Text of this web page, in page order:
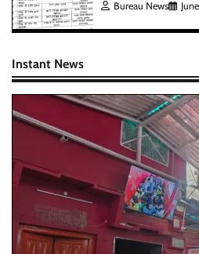
Bureau News
Instant News